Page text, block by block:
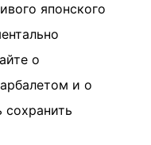
японского
о
и о